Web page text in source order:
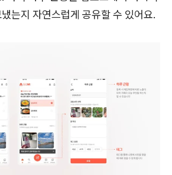
는지 자연스럽게 공유할 수 있어요.